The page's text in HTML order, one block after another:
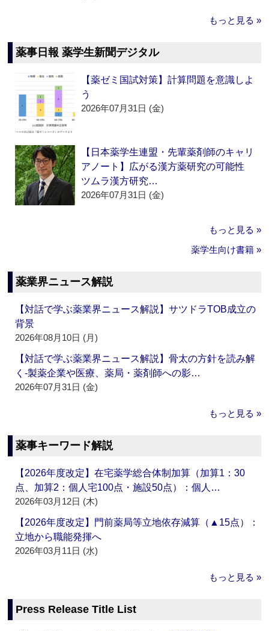
もっと見る »
薬事日報 薬学生新聞デジタル
【薬ゼミ国試対策】計算問題を意識しよ
う
2026年07月31日 (金)
【日本薬学生連盟・先輩薬剤師のキャリ
アノート】広がる漢方薬研究の可能性
ツムラ漢方研究…
2026年07月31日 (金)
もっと見る »
薬学生向け書籍 »
薬業界ニュース解説
【対話で学ぶ薬業界ニュース解説】サツドラTOB成立の
背景
2026年08月10日 (月)
【対話で学ぶ薬業界ニュース解説】骨太の方針を読み解
く‐製薬企業や医療、薬局・薬剤師への影…
2026年07月31日 (金)
もっと見る »
薬事キーワード解説
【2026年度改定】在宅薬学総合体制加算（加算1：30
点、加算2：個人宅100点・施設50点）：個人…
2026年03月12日 (木)
【2026年度改定】門前薬局等立地依存減算（▲15点）：
立地から職能発揮へ
2026年03月11日 (水)
もっと見る »
Press Release Title List